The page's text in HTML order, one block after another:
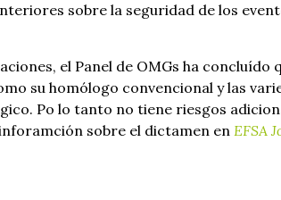
sobre la seguridad de los
el Panel de OMGs ha concluído
su homólogo convencional y las
Po lo tanto no tiene riesgos
sobre el dictamen en EFSA